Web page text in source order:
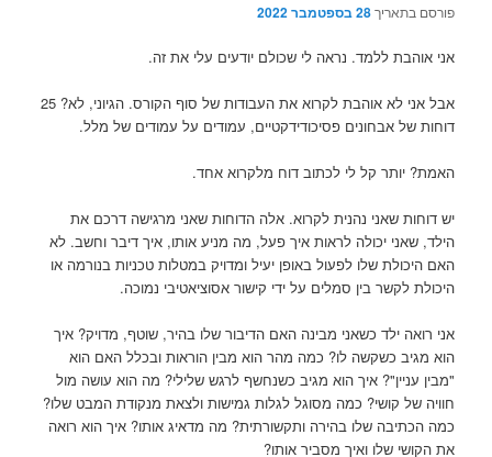
פורסם בתאריך28 בספטמבר 2022
אני אוהבת ללמד. נראה לי שכולם יודעים עלי את זה.
אבל אני לא אוהבת לקרוא את העבודות של סוף הקורס. הגיוני, לא? 25
דוחות של אבחונים פסיכודידקטיים, עמודים על עמודים של מלל.
האמת? יותר קל לי לכתוב דוח מלקרוא אחד.
יש דוחות שאני נהנית לקרוא. אלה הדוחות שאני מרגישה דרכם את
הילד, שאני יכולה לראות איך פעל, מה מניע אותו, איך דיבר וחשב. לא
האם היכולת שלו לפעול באופן יעיל ומדויק במטלות טכניות בנורמה או
היכולת לקשר בין סמלים על ידי קישור אסוציאטיבי נמוכה.
אני רואה ילד כשאני מבינה האם הדיבור שלו בהיר, שוטף, מדויק? איך
הוא מגיב כשקשה לו? כמה מהר הוא מבין הוראות ובכלל האם הוא
"מבין עניין"? איך הוא מגיב כשנחשף לרגש שלילי? מה הוא עושה מול
חוויה של קושי? כמה מסוגל לגלות גמישות ולצאת מנקודת המבט שלו?
כמה הכתיבה שלו בהירה ותקשורתית? מה מדאיג אותו? איך הוא רואה
את הקושי שלו ואיך מסביר אותו?